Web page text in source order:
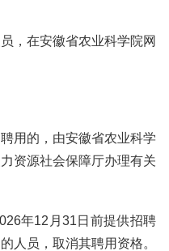
，在安徽省农业科学院网
用的，由安徽省农业科学
资源社会保障厅办理有关
年12月31日前提供招聘
人员，取消其聘用资格。